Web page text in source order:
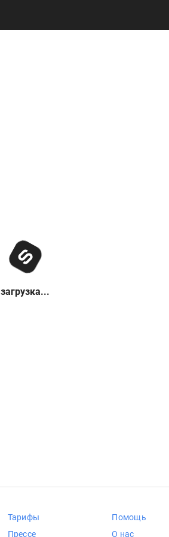
загрузка...
Тарифы
Прессе
Помощь
О нас